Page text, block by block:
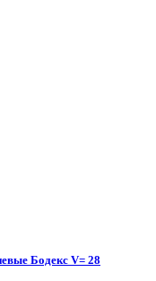
Бодекс V= 28